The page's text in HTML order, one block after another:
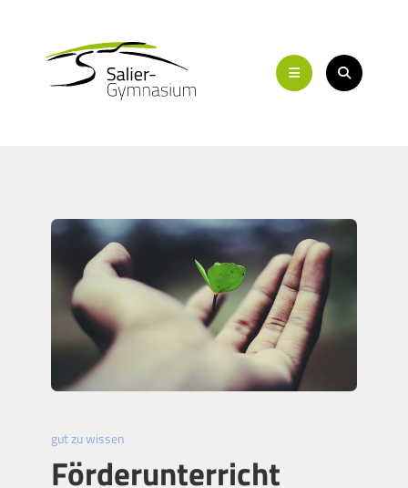
gut zu wissen
Förderunterricht